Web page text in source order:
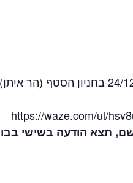
תצא הודעה בשישי